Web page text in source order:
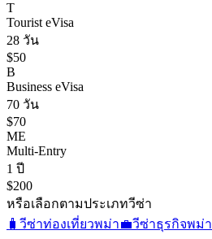
T
Tourist eVisa
28 วัน
$50
B
Business eVisa
70 วัน
$70
ME
Multi-Entry
1 ปี
$200
หรือเลือกตามประเภทวีซ่า
🧳 วีซ่าท่องเที่ยวพม่า💼วีซ่าธุรกิจพม่า